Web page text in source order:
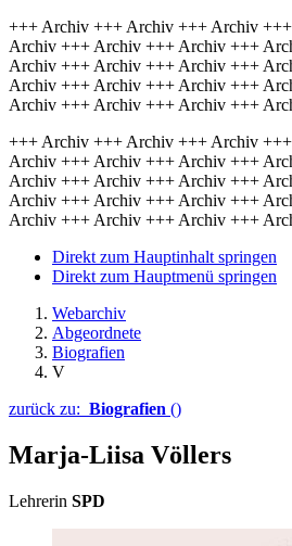
+++ Archiv +++ Archiv +++ Archiv
Archiv +++ Archiv +++ Archiv +++
Archiv +++ Archiv +++ Archiv +++
Archiv +++ Archiv +++ Archiv +++
Archiv +++ Archiv +++ Archiv +++
+++ Archiv +++ Archiv +++ Archiv
Archiv +++ Archiv +++ Archiv +++
Archiv +++ Archiv +++ Archiv +++
Archiv +++ Archiv +++ Archiv +++
Archiv +++ Archiv +++ Archiv +++
Direkt zum Hauptinhalt springen
Direkt zum Hauptmenü springen
Webarchiv
Abgeordnete
Biografien
V
zurück zu: Biografien ()
Marja-Liisa Völlers
Lehrerin SPD